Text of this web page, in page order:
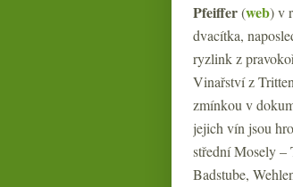
Pfeiffer(web) v
dvacítka,
ryzlink z
Vinařství z
zmínkou v
jejich vín jsou
střední Mosely –
Badstube,